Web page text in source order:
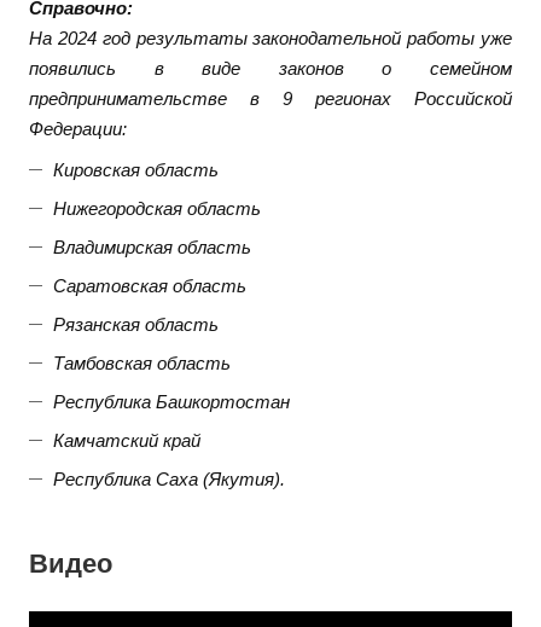
Справочно:
На 2024 год результаты законодательной работы уже
появились в виде законов о семейном
предпринимательстве в 9 регионах Российской
Федерации:
Кировская область
Нижегородская область
Владимирская область
Саратовская область
Рязанская область
Тамбовская область
Республика Башкортостан
Камчатский край
Республика Саха (Якутия).
Видео